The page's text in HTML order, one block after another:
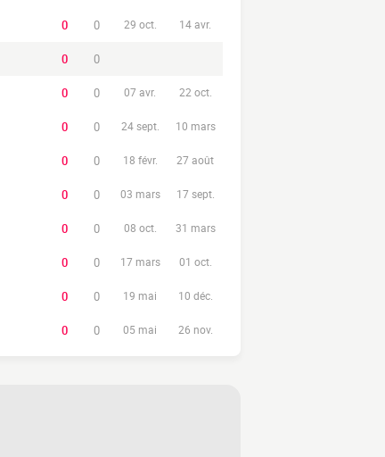
0 0 29 oct. 14 avr.
0 0
0 0 07 avr. 22 oct.
0 0 24 sept. 10 mars
0 0 18 févr. 27 août
0 0 03 mars 17 sept.
0 0 08 oct. 31 mars
0 0 17 mars 01 oct.
0 0 19 mai 10 déc.
0 0 05 mai 26 nov.